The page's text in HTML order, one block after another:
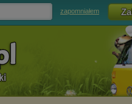
zapomniałem